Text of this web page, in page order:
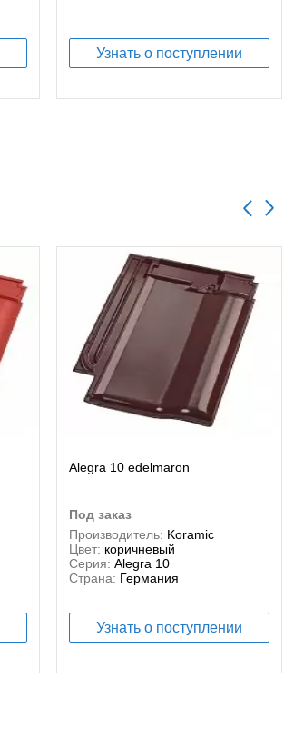
Узнать о поступлении
Alegra 10 edelmaron
под заказ
Производитель: Koramic
Цвет: коричневый
Серия: Alegra 10
Страна: Германия
Узнать о поступлении